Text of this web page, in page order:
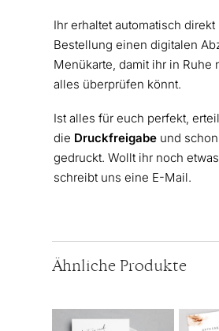
Ihr erhaltet automatisch direkt
Bestellung einen digitalen
Menükarte, damit ihr in Ruhe
alles überprüfen könnt.
Ist alles für euch perfekt,
die Druckfreigabeund schon
gedruckt. Wollt ihr noch
schreibt uns eine E-Mail.
Ähnliche Produkte
Dieses
Dieses